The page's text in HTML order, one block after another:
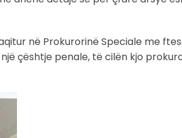
në Prokurorinë Speciale me
çështje penale, të cilën kjo